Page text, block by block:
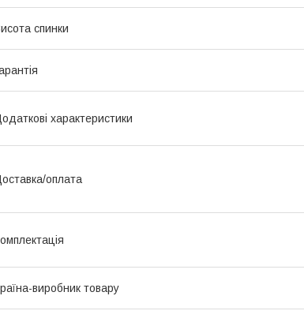
спинки
характеристики
оплата
виробник товару